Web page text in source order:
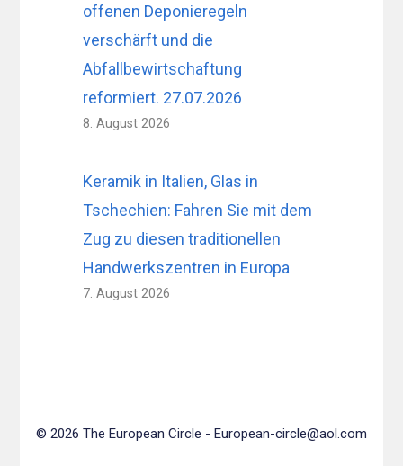
offenen Deponieregeln
verschärft und die
Abfallbewirtschaftung
reformiert. 27.07.2026
8. August 2026
Keramik in Italien, Glas in
Tschechien: Fahren Sie mit dem
Zug zu diesen traditionellen
Handwerkszentren in Europa
7. August 2026
© 2026 The European Circle - European-circle@aol.com